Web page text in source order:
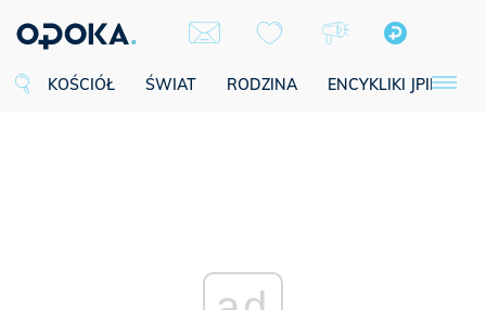
KOŚCIÓŁ ŚWIAT RODZINA ENCYKLIKI JPII